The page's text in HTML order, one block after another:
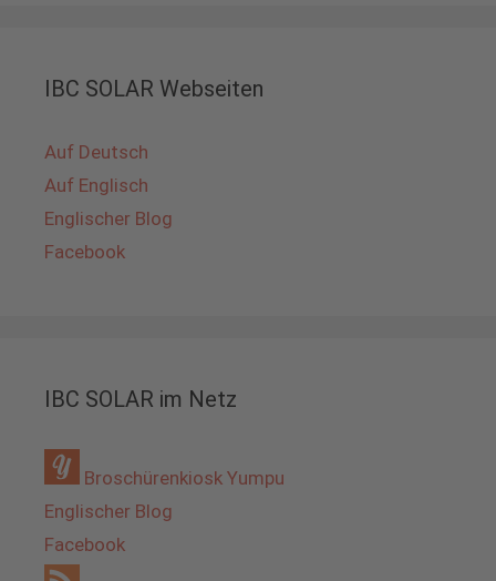
IBC SOLAR Webseiten
Auf Deutsch
Auf Englisch
Englischer Blog
Facebook
IBC SOLAR im Netz
Broschürenkiosk Yumpu
Englischer Blog
Facebook